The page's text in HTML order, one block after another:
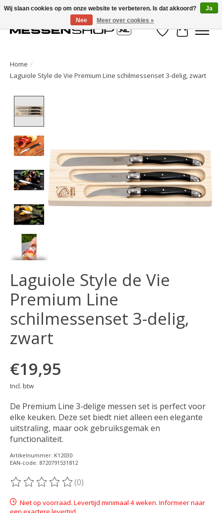
Verlanglijst
Home /
Laguiole Style de Vie Premium Line schilmessenset 3-delig, zwart
Laguiole Style de Vie
Premium Line
schilmessenset 3-delig,
zwart
€19,95
Incl. btw
De Premium Line 3-delige messen set is perfect voor
elke keuken. Deze set biedt niet alleen een elegante
uitstraling, maar ook gebruiksgemak en
functionaliteit.
Artikelnummer: K12030
EAN-code: 8720791531812
De beoordeling van dit product is
(0)
Niet op voorraad. Levertijd minimaal 4 weken. Informeer naar
Wij slaan cookies op om onze website te verbeteren. Is dat akkoord?
Ja
Nee
Meer over cookies »